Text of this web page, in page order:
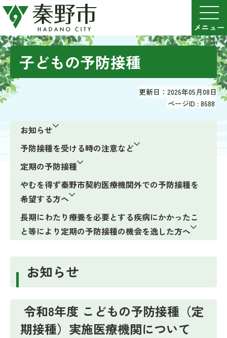
子どもの予防接種
更新日：2026年05月08日
ページID : 8688
お知らせ
予防接種を受ける時の注意など
定期の予防接種
やむを得ず秦野市契約医療機関外での予防接種を
希望する方へ
長期にわたり療養を必要とする疾病にかかったこ
と等により定期の予防接種の機会を逸した方へ
お知らせ
令和8年度 こどもの予防接種（定
期接種）実施医療機関について